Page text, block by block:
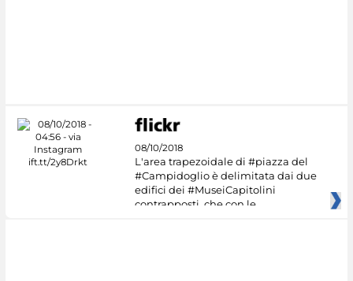
08/10/2018
L'area trapezoidale di #piazza del
#Campidoglio è delimitata dai due
edifici dei #MuseiCapitolini
contrapposti, che con le